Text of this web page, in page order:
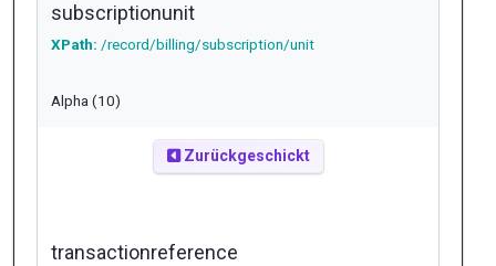
subscriptionunit
XPath: /record/billing/subscription/unit
Alpha (10)
Zurückgeschickt
transactionreference